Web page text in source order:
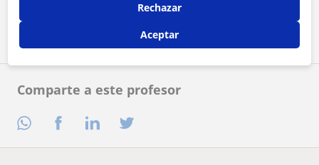
Comparte a este profesor
Contactar ahora
Rechazar
Aceptar